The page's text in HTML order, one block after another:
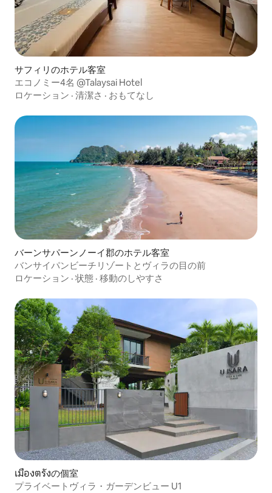
サフィリのホテル客室
エコノミー4名 @Talaysai Hotel
ロケーション · 清潔さ · おもてなし
バーンサパーンノーイ郡のホテル客室
バンサイパンビーチリゾートとヴィラの目の前
ロケーション · 状態 · 移動のしやすさ
เมืองตรังの個室
プライベートヴィラ・ガーデンビュー U1